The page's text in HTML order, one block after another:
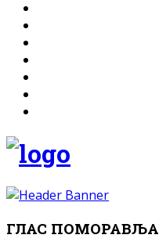
ГЛАС ПОМОРАВЉА